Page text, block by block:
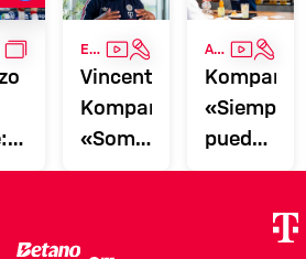
GALERÍAENTREVISTA VÍDEOENTREVISTA
Vincent
Kompany:
«Somos
un
AUDI SUMMER TOUR VÍDEO
Kompany:
«Siempre
puede
ser tu